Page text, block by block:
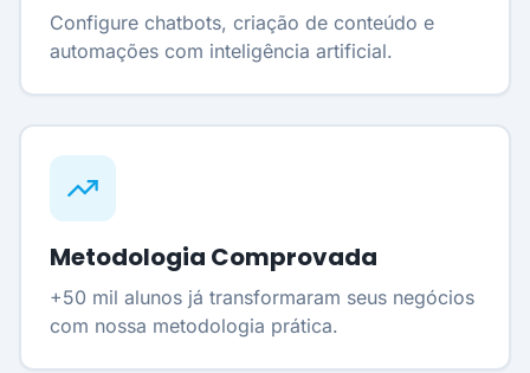
Configure chatbots, criação de conteúdo e
automações com inteligência artificial.
Metodologia Comprovada
+50 mil alunos já transformaram seus negócios
com nossa metodologia prática.